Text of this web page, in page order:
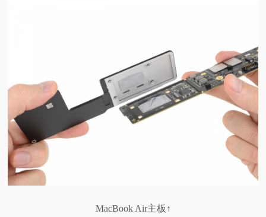
MacBook Air主板↑